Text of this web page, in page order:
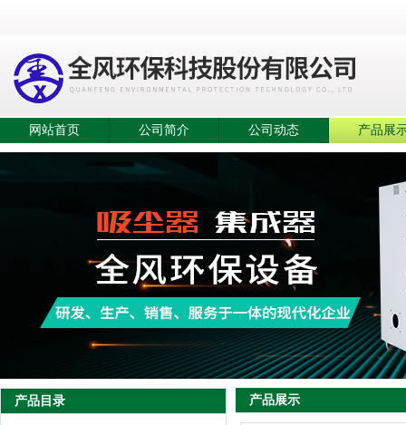
网站首页 公司简介 公司动态 产品展
产品目录 产品展示